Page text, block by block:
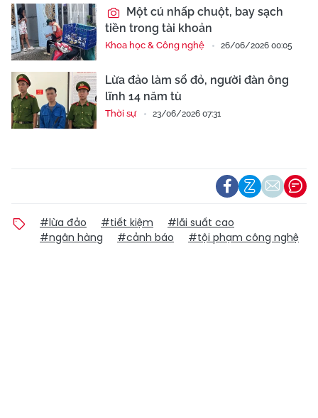
Một cú nhấp chuột, bay sạch
tiền trong tài khoản
Khoa học & Công nghệ 26/06/2026 00:05
Lừa đảo làm sổ đỏ, người đàn ông
lĩnh 14 năm tù
Thời sự 23/06/2026 07:31
#lừa đảo #tiết kiệm
#lãi suất cao
#ngân hàng
#cảnh báo #tội phạm công nghệ